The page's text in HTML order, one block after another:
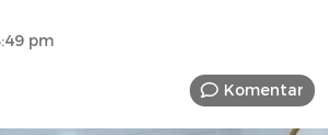
pm
Komentar